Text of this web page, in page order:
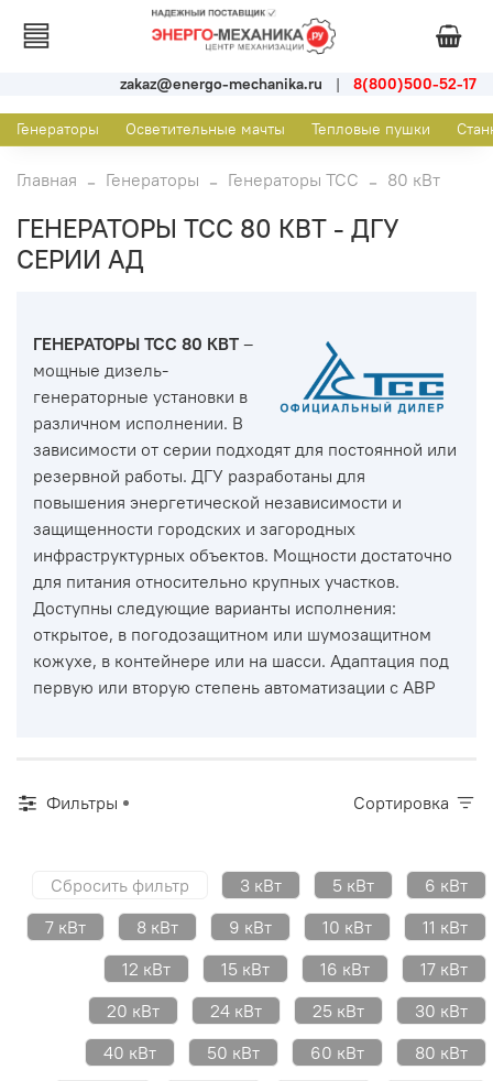
zakaz@energo-mechanika.ru | 8(800)500-52-17
Генераторы Осветительные мачты Тепловые пушки
Главная Генераторы Генераторы ТСС 80 кВт
ГЕНЕРАТОРЫ ТСС 80 КВТ - ДГУ
СЕРИИ АД
ГЕНЕРАТОРЫ ТСС 80 КВТ –
мощные дизель-
генераторные установки в
различном исполнении. В
зависимости от серии подходят для постоянной или
резервной работы. ДГУ разработаны для
повышения энергетической независимости и
защищенности городских и загородных
инфраструктурных объектов. Мощности достаточно
для питания относительно крупных участков.
Доступны следующие варианты исполнения:
открытое, в погодозащитном или шумозащитном
кожухе, в контейнере или на шасси. Адаптация под
первую или вторую степень автоматизации с АВР
Фильтры Сортировка
Сбросить фильтр 3 кВт 5 кВт
6 кВт
7 кВт
8 кВт 9 кВт 10 кВт
11 кВт
12 кВт
15 кВт 16 кВт
17 кВт
20 кВт
24 кВт 25 кВт
30 кВт
40 кВт
50 кВт 60 кВт
80 кВт